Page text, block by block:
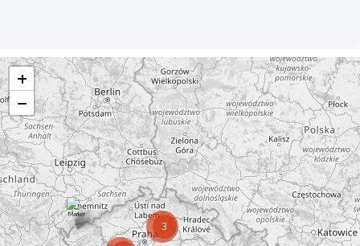
3
+
−